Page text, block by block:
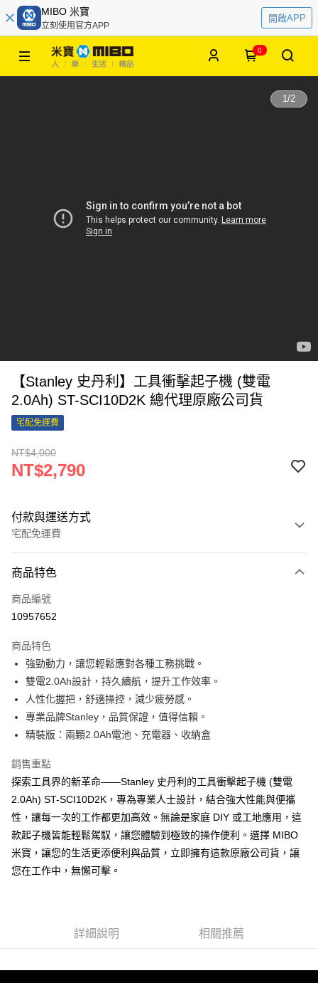
MIBO 米寶
立刻使用官方APP
開啟APP
0
1/2
【Stanley 史丹利】工具衝擊起子機 (雙電
2.0Ah) ST-SCI10D2K 總代理原廠公司貨
宅配免運費
NT$4,000
NT$2,790
付款與運送方式
宅配免運費
信用卡一次付款
信用卡分期付款
合作金庫商業銀行
華南商業銀行
彰化商業銀行
上海商業儲蓄銀行
台北富邦商業銀行
國泰世華商業銀行
兆豐國際商業銀行
臺灣中小企業銀行
台中商業銀行
匯豐（台灣）商業銀行
華泰商業銀行
聯邦商業銀行
遠東國際商業銀行
元大商業銀行
台新國際商業銀行
中國信託商業銀行
台灣樂天信用卡公司
LINE Pay
Apple Pay
街口支付
悠遊付
Google Pay
全盈+PAY
ATM付款
運送方式
宅配
商品特色
商品編號
10957652
商品特色
強勁動力，讓您輕鬆應對各種工務挑戰。
雙電2.0Ah設計，持久續航，提升工作效率。
人性化握把，舒適操控，減少疲勞感。
專業品牌Stanley，品質保證，值得信賴。
精裝版：兩顆2.0Ah電池、充電器、收納盒
銷售重點
探索工具界的新革命——Stanley 史丹利的工具衝擊起子機 (雙電
2.0Ah) ST-SCI10D2K，專為專業人士設計，結合強大性能與便攜
性，讓每一次的工作都更加高效。無論是家庭 DIY 或工地應用，這
款起子機皆能輕鬆駕馭，讓您體驗到極致的操作便利。選擇 MIBO
米寶，讓您的生活更添便利與品質，立即擁有這款原廠公司貨，讓
您在工作中，無懈可擊。
詳細說明 相關推薦